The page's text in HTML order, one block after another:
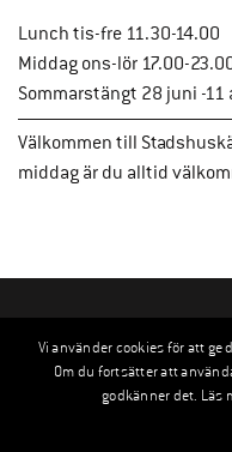
Lunch tis-fre 11.30-14.00
Middag ons-lör 17.00-
Sommarstängt 28 juni -11
Välkommen till
middag är du alltid
Vi använder cookies för att ge
Om du fortsätter att
godkänner det. Läs